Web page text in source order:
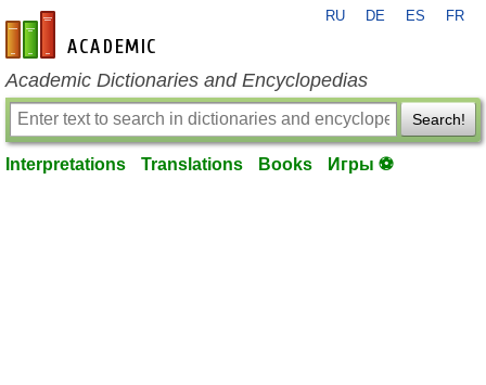
en-academic.com
RU DE ES FR
Academic Dictionaries and Encyclopedias
Search!
Interpretations Translations Books Игры ⚽